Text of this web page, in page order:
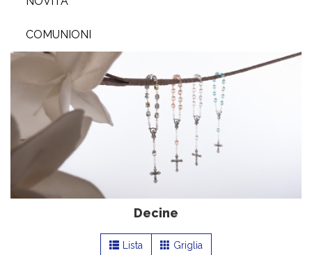
COMUNIONI
Decine
Lista Griglia